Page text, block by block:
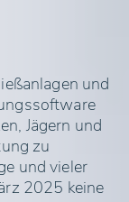
und
Jägern und
zu
und vieler
2025 keine